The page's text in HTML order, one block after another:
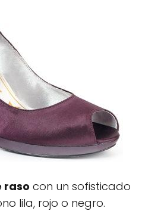
raso con un sofisticado
lila, rojo o negro.